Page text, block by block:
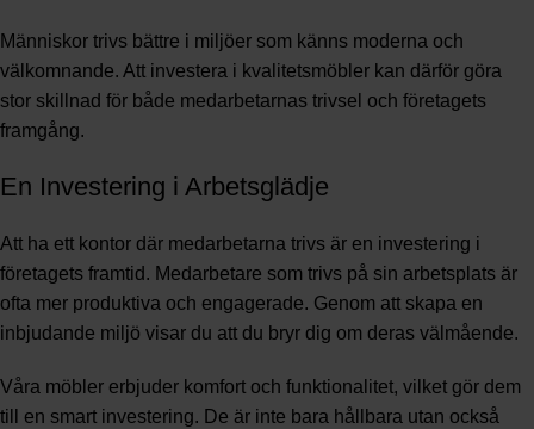
Människor trivs bättre i miljöer som känns moderna och
välkomnande. Att investera i kvalitetsmöbler kan därför göra
stor skillnad för både medarbetarnas trivsel och företagets
framgång.
En Investering i Arbetsglädje
Att ha ett kontor där medarbetarna trivs är en investering i
företagets framtid. Medarbetare som trivs på sin arbetsplats är
ofta mer produktiva och engagerade. Genom att skapa en
inbjudande miljö visar du att du bryr dig om deras välmående.
Våra möbler erbjuder komfort och funktionalitet, vilket gör dem
till en smart investering. De är inte bara hållbara utan också